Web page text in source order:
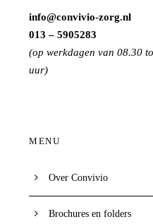
info@convivio-zorg.nl
013 – 5905283
(op werkdagen van 08.30
uur)
MENU
Over Convivio
Brochures en folders